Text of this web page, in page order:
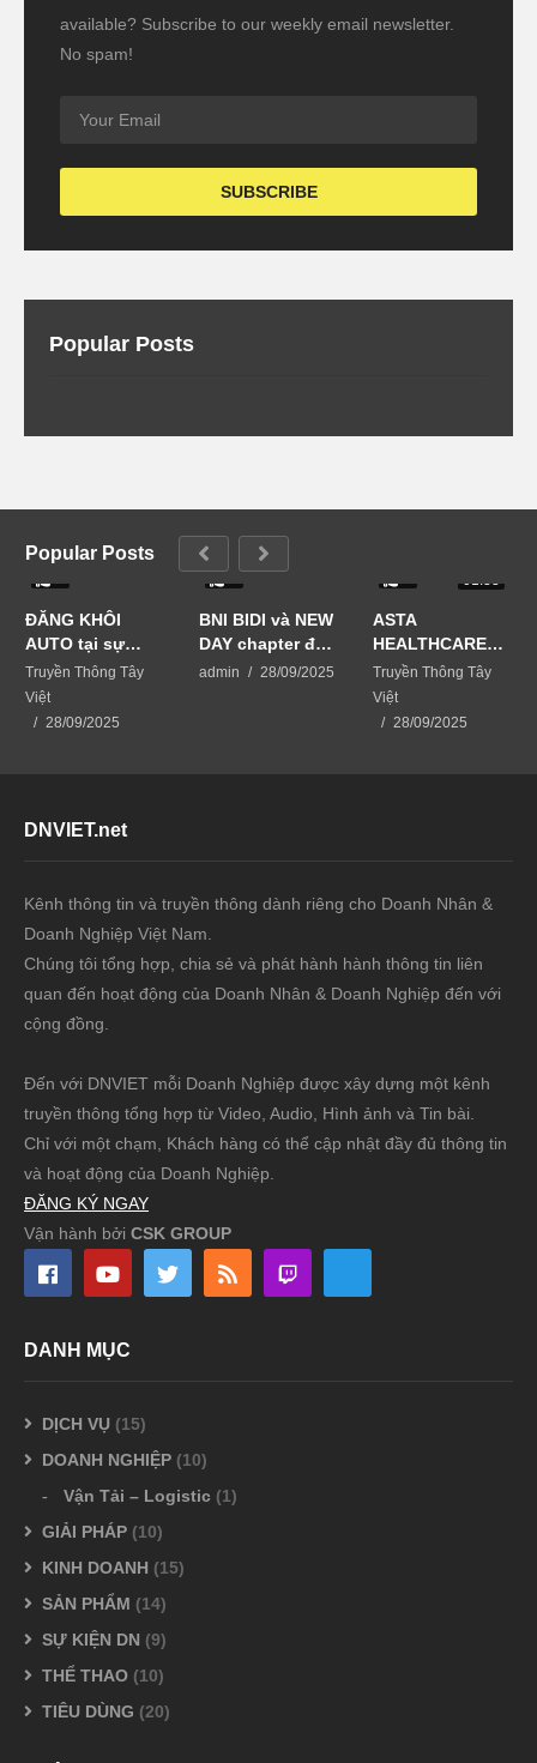
available? Subscribe to our weekly email newsletter.
No spam!
Popular Posts
Popular Posts
ĐĂNG KHÔI
AUTO tại sự
kiện Business
Matching-kết
nối vươn xa
Truyền Thông Tây
Việt
28/09/2025
BNI BIDI và NEW
DAY chapter đã
phối hợp tổ
admin 28/09/2025
ASTA
HEALTHCARE
USA giải pháp
chăm sóc da từ
thiên nhiên
Truyền Thông Tây
Việt
28/09/2025
DNVIET.net
Kênh thông tin và truyền thông dành riêng cho Doanh Nhân &
Doanh Nghiệp Việt Nam.
Chúng tôi tổng hợp, chia sẻ và phát hành hành thông tin liên
quan đến hoạt động của Doanh Nhân & Doanh Nghiệp đến với
cộng đồng.
Đến với DNVIET mỗi Doanh Nghiệp được xây dựng một kênh
truyền thông tổng hợp từ Video, Audio, Hình ảnh và Tin bài.
Chỉ với một chạm, Khách hàng có thể cập nhật đầy đủ thông tin
và hoạt động của Doanh Nghiệp.
ĐĂNG KÝ NGAY
Vận hành bởi CSK GROUP
DANH MỤC
DỊCH VỤ (15)
DOANH NGHIỆP (10)
Vận Tải – Logistic (1)
GIẢI PHÁP (10)
KINH DOANH (15)
SẢN PHẨM (14)
SỰ KIỆN DN (9)
THỂ THAO (10)
TIÊU DÙNG (20)